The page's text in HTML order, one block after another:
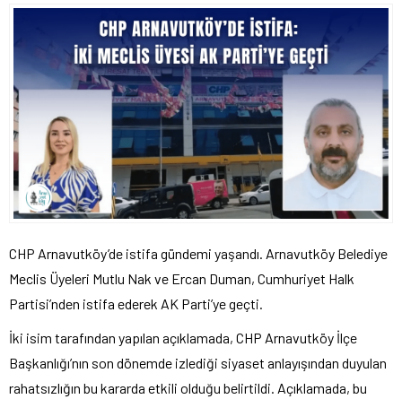
CHP Arnavutköy’de istifa gündemi yaşandı. Arnavutköy Belediye
Meclis Üyeleri Mutlu Nak ve Ercan Duman, Cumhuriyet Halk
Partisi’nden istifa ederek AK Parti’ye geçti.
İki isim tarafından yapılan açıklamada, CHP Arnavutköy İlçe
Başkanlığı’nın son dönemde izlediği siyaset anlayışından duyulan
rahatsızlığın bu kararda etkili olduğu belirtildi. Açıklamada, bu